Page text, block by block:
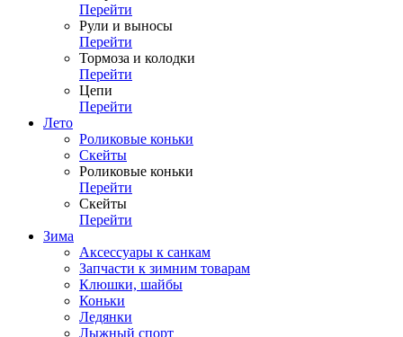
Перейти
Рули и выносы
Перейти
Тормоза и колодки
Перейти
Цепи
Перейти
Лето
Роликовые коньки
Скейты
Роликовые коньки
Перейти
Скейты
Перейти
Зима
Аксессуары к санкам
Запчасти к зимним товарам
Клюшки, шайбы
Коньки
Ледянки
Лыжный спорт